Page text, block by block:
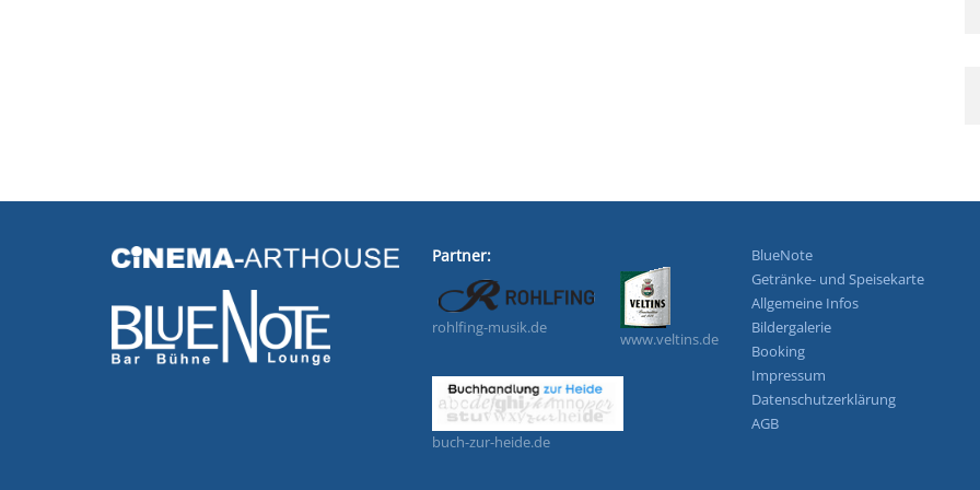
Partner:
rohlfing-musik.de
www.veltins.de
buch-zur-heide.de
BlueNote
Getränke- und Speisekarte
Allgemeine Infos
Bildergalerie
Booking
Impressum
Datenschutzerklärung
AGB